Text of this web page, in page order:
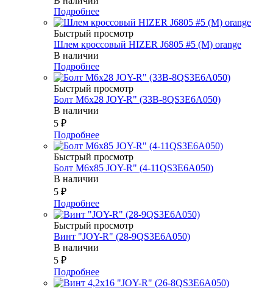
Подробнее
Быстрый просмотр
Шлем кроссовый HIZER J6805 #5 (M) orange
В наличии
Подробнее
Быстрый просмотр
Болт М6х28 JOY-R" (33В-8QS3E6A050)
В наличии
5 ₽
Подробнее
Быстрый просмотр
Болт М6х85 JOY-R" (4-11QS3E6A050)
В наличии
5 ₽
Подробнее
Быстрый просмотр
Винт "JOY-R" (28-9QS3E6A050)
В наличии
5 ₽
Подробнее